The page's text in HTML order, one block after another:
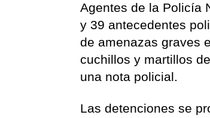
Agentes de la Policía
y 39 antecedentes
de amenazas graves
cuchillos y martillos
una nota policial.
Las detenciones se